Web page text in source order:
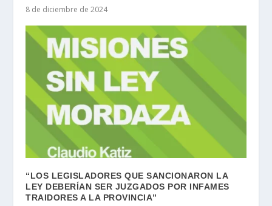
8 de diciembre de 2024
“LOS LEGISLADORES QUE SANCIONARON LA
LEY DEBERÍAN SER JUZGADOS POR INFAMES
TRAIDORES A LA PROVINCIA”